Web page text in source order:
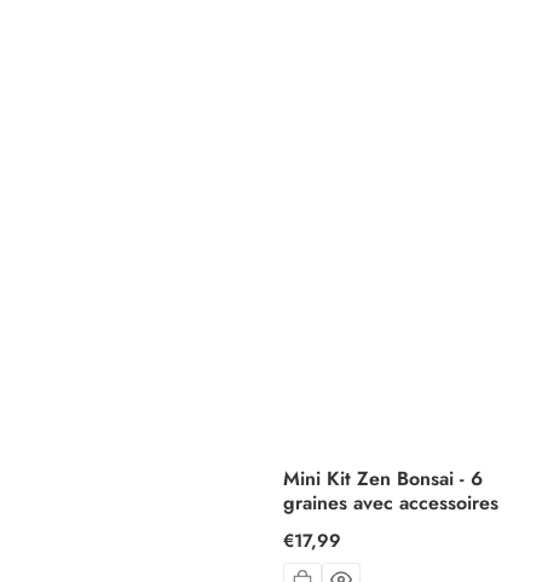
Mini Kit Zen Bonsai - 6
graines avec accessoires
Prix
habituel
€17,99